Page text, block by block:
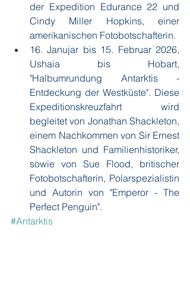
der Expedition Edurance 22 und
Cindy Miller Hopkins, einer
amerikanischen Fotobotschafterin.
16. Janujar bis 15. Februar 2026,
Ushaia bis Hobart,
"Halbumrundung Antarktis -
Entdeckung der Westküste". Diese
Expeditionskreuzfahrt wird
begleitet von Jonathan Shackleton,
einem Nachkommen von Sir Ernest
Shackleton und Familienhistoriker,
sowie von Sue Flood, britischer
Fotobotschafterin, Polarspezialistin
und Autorin von "Emperor - The
Perfect Penguin".
#Antarktis